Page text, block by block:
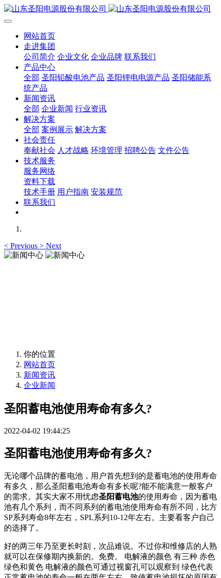
网站首页
走进集团
公司简介 企业文化 企业品牌 联系我们
产品中心
全部 圣阳铅酸电池产品 圣阳锂电电源产品 圣阳储能系
统产品
新闻资讯
全部 企业新闻 行业资讯
解决方案
全部 案例展示 解决方案
社会责任
奉献社会 人才战略 环境管理 招聘公告 文件公告
技术服务
服务网络
资料下载
技术手册 用户指南 安装规范
联系我们
< Previous > Next
你的位置
网站首页
新闻资讯
企业新闻
圣阳蓄电池使用寿命有多久?
2022-04-02 19:44:25
圣阳蓄电池使用寿命有多久?
无论哪个品牌的蓄电池，用户首先想到的是蓄电池的使用寿命
有多久，那么圣阳蓄电池寿命有多长呢?能不能满意一般客户
的需求。其实大家不用忧虑圣阳蓄电池的使用寿命，因为蓄电
池有几个系列，而不同系列的蓄电池使用寿命有所不同，比方
SP系列寿命8年左右，SPL系列10-12年左右。主要看客户自己
的选择了。
好的两三年乃至更长时刻，次品难说。不过你和维修店的人熟
就可以在保修期内换新的。免费。 电解液的颜色 有三种 赤色
绿色和黄色 电解液的颜色可通过视窗孔可以观察到 绿色代表